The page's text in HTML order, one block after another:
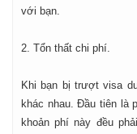
với bạn.
2. Tổn thất chi phí.
Khi bạn bị trượt visa
khác nhau. Đầu tiên là
khoản phí này đều